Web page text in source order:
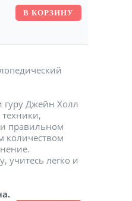
Джейн Холл
и правильном
количеством
учитесь легко и